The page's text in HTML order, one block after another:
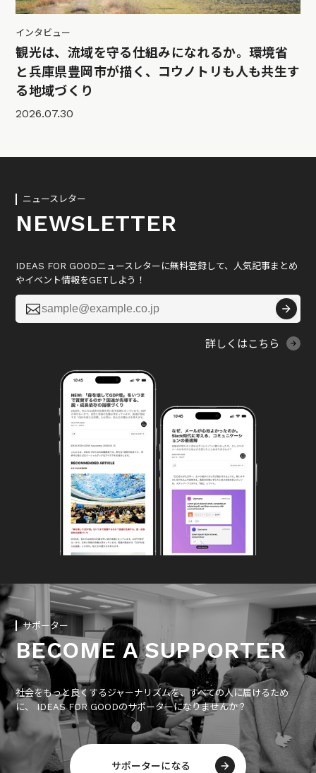
インタビュー
観光は、流域を守る仕組みになれるか。環境省
と兵庫県豊岡市が描く、コウノトリも人も共生す
る地域づくり
2026.07.30
ニュースレター
NEWSLETTER
IDEAS FOR GOODニュースレターに無料登録して、人気記事まとめ
やイベント情報をGETしよう！

詳しくはこちら
サポーター
BECOME A SUPPORTER
社会をもっと良くするジャーナリズムを、すべての人に届けるため
に、 IDEAS FOR GOODのサポーターになりませんか？
サポーターになる